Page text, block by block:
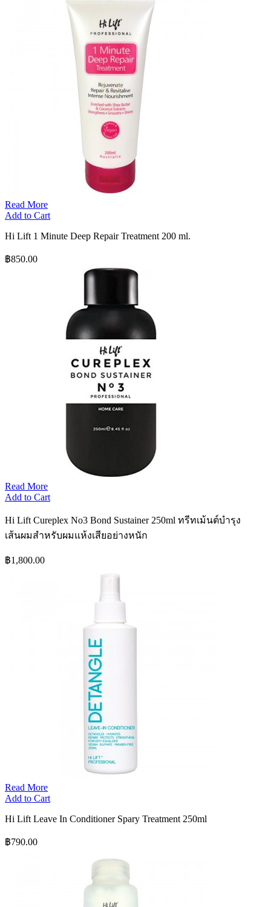
Read More
Add to Cart
Hi Lift 1 Minute Deep Repair Treatment 200 ml.
฿850.00
Read More
Add to Cart
Hi Lift Cureplex No3 Bond Sustainer 250ml ทรีทเม้นต์บำรุง
เส้นผมสำหรับผมแห้งเสียอย่างหนัก
฿1,800.00
Read More
Add to Cart
Hi Lift Leave In Conditioner Spary Treatment 250ml
฿790.00